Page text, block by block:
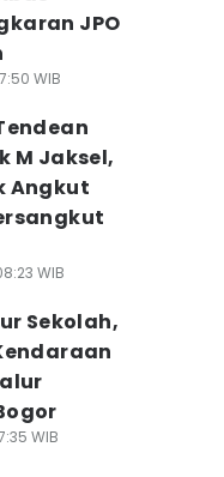
JPO
WIB
M Jaksel,
Angkut
WIB
Sekolah,
WIB